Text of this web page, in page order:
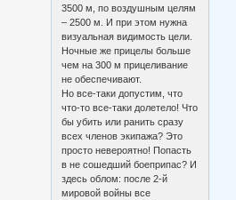
3500 м, по воздушным целям
– 2500 м. И при этом нужна
визуальная видимость цели.
Ночные же прицелы больше
чем на 300 м прицеливание
не обеспечивают.
Но все-таки допустим, что
что-то все-таки долетело! Что
бы убить или ранить сразу
всех членов экипажа? Это
просто невероятно! Попасть
в не сошедший боеприпас? И
здесь облом: после 2-й
мировой войны все